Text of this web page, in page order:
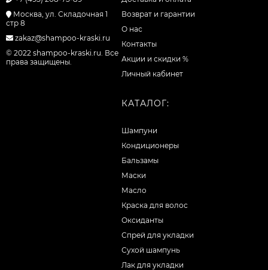
Москва, ул. Складочная 1
стр 8
zakaz@shampoo-kraski.ru
© 2022 shampoo-kraski.ru. Все
права защищены.
Возврат и гарантии
О нас
Контакты
Акции и скидки %
Личный кабинет
КАТАЛОГ:
Шампуни
Кондиционеры
Бальзамы
Маски
Масло
Краска для волос
Оксиданты
Спрей для укладки
Сухой шампунь
Лак для укладки